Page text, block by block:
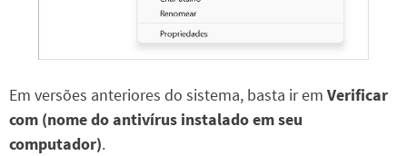
Em versões anteriores do sistema, basta ir em Verificar
com (nome do antivírus instalado em seu
computador).